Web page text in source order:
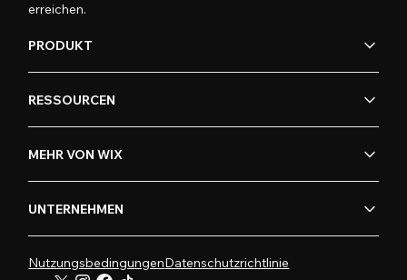
erreichen.
PRODUKT
RESSOURCEN
MEHR VON WIX
UNTERNEHMEN
NutzungsbedingungenDatenschutzrichtlinie